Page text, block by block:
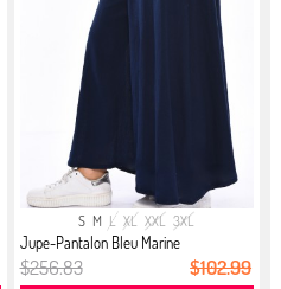
S M L XL XXL 3XL
Jupe-Pantalon Bleu Marine
$256.83 $102.99